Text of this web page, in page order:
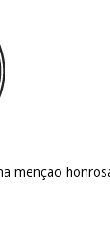
menção